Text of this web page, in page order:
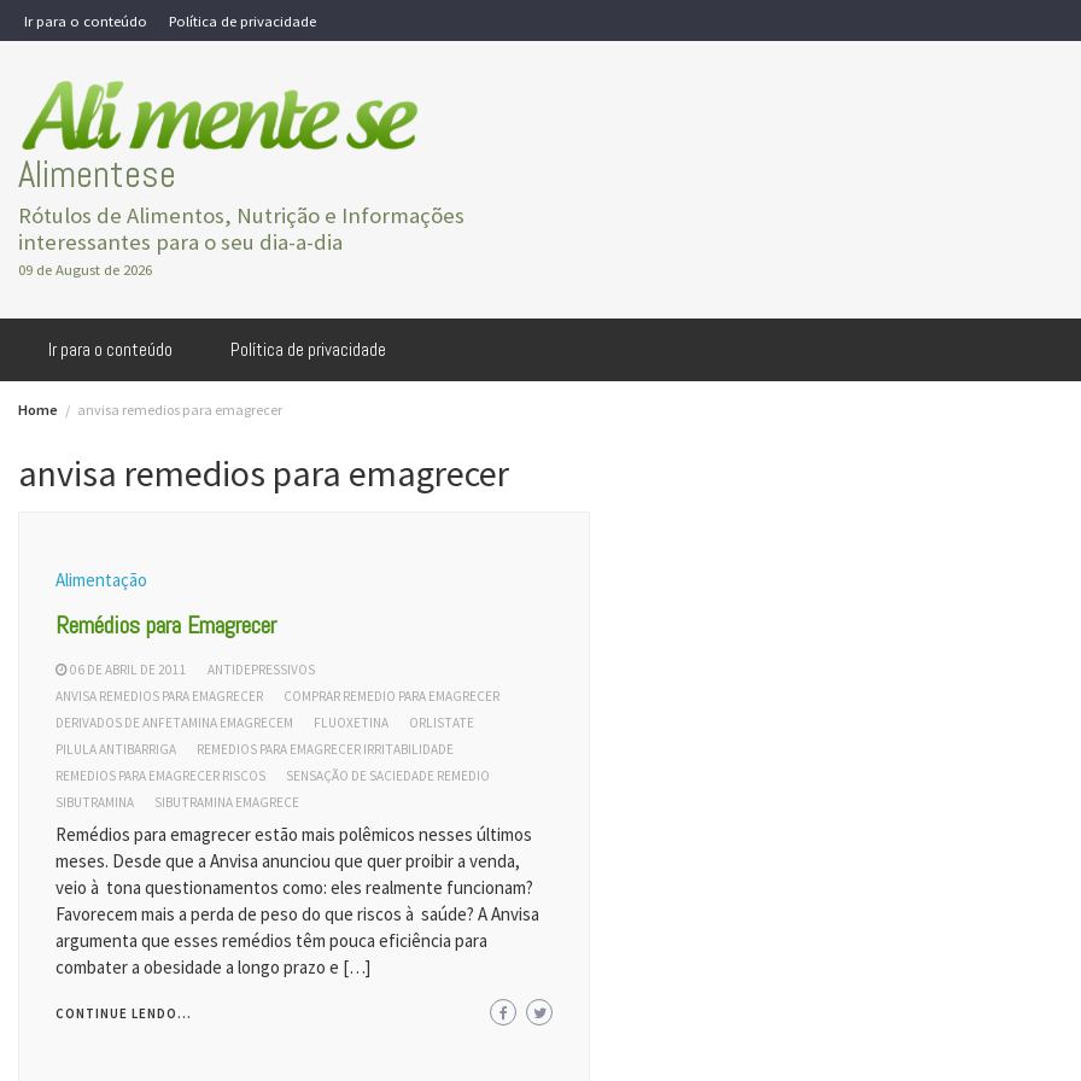
Skip
to
Ir para o conteúdo Política de privacidade
Alimentese
Rótulos de Alimentos, Nutrição e Informações
interessantes para o seu dia-a-dia
09 de August de 2026
Ir para o conteúdo Política de privacidade
Home anvisa remedios para emagrecer
anvisa remedios para emagrecer
Alimentação
Remédios para Emagrecer
06 DE ABRIL DE 2011
ANTIDEPRESSIVOS
ANVISA REMEDIOS PARA EMAGRECER
COMPRAR REMEDIO PARA EMAGRECER
DERIVADOS DE ANFETAMINA EMAGRECEM
FLUOXETINA
ORLISTATE
PILULA ANTIBARRIGA
REMEDIOS PARA EMAGRECER IRRITABILIDADE
REMEDIOS PARA EMAGRECER RISCOS
SENSAÇÃO DE SACIEDADE REMEDIO
SIBUTRAMINA
SIBUTRAMINA EMAGRECE
Remédios para emagrecer estão mais polêmicos nesses últimos
meses. Desde que a Anvisa anunciou que quer proibir a venda,
veio à tona questionamentos como: eles realmente funcionam?
Favorecem mais a perda de peso do que riscos à saúde? A Anvisa
argumenta que esses remédios têm pouca eficiência para
combater a obesidade a longo prazo e […]
CONTINUE LENDO...